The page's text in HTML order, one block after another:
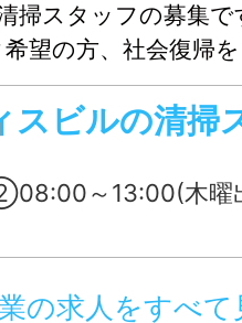
掃スタッフの募集で
望の方、社会復帰
も大歓迎、まずは
ださい。
スビルの清掃
) ※⽉・⽔・⾦・(火)の場合で休憩時間が欲し
の求人をすべて